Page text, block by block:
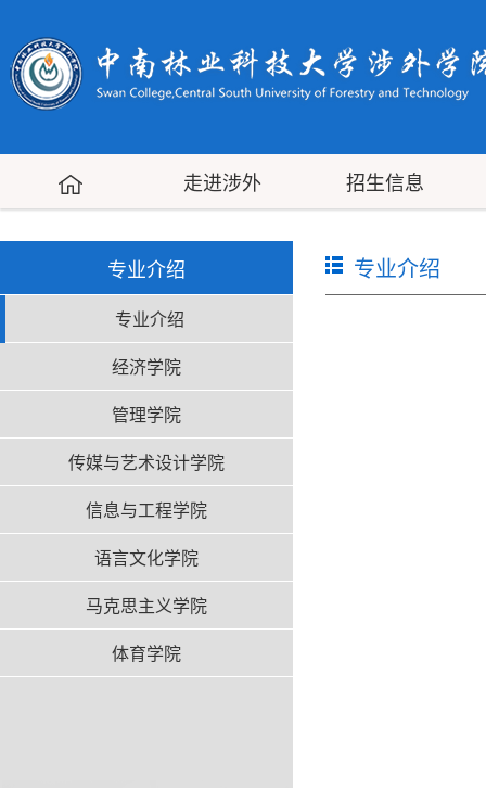
走进涉外 招生信息
专业介绍
专业介绍
经济学院
管理学院
传媒与艺术设计学院
信息与工程学院
语言文化学院
马克思主义学院
体育学院
专业介绍